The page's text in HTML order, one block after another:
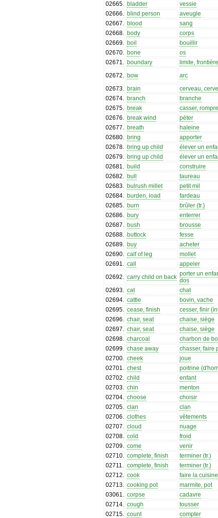
02665
bladder
vessie
02666
blind person
aveugle
02667
blood
sang
02668
body
corps
02669
boil
bouillir
02670
bone
os
02671
boundary
limite,
02672
bow
arc
02673
brain
cerveau,
02674
branch
branche
02675
break
casser,
02676
break wind
péter
02677
breath
haleine
02680
bring
apporter
02678
bring up child
élever un
02679
bring up child
élever un
02681
build
construire
02682
bull
taureau
02683
bulrush millet
petit mil
02684
burden, load
fardeau
02685
burn
brûler (tr.)
02686
bury
enterrer
02687
bush
brousse
02688
buttock
fesse
02689
buy
acheter
02690
calf of leg
mollet
02691
call
appeler
02692
carry child on back porter un
dos
02693
cat
chat
02694
cattle
bovin, vache
02695
cease, finish
cesser, fìnir
02696
chair, seat
chaise, siège
02697
chair, seat
chaise, siège
02698
charcoal
charbon de
02699
chase away
chasser, faire
02700
cheek
joue
02701
chest
poitrine
02702
child
enfant
02703
chin
menton
02704
choose
choisir
02705
clan
clan
02706
clothes
vêtements
02707
cloud
nuage
02708
cold
froid
02709
come
venir
02710
complete, finish
terminer (tr.)
02711
complete, finish
terminer (tr.)
02712
cook
faire la cuisine
02713
cooking pot
marmite, pot
03061
corpse
cadavre
02714
cough
tousser
02715
count
compter